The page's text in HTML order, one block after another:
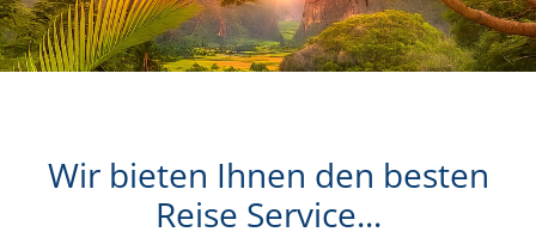
Wir bieten Ihnen den besten
Reise Service...